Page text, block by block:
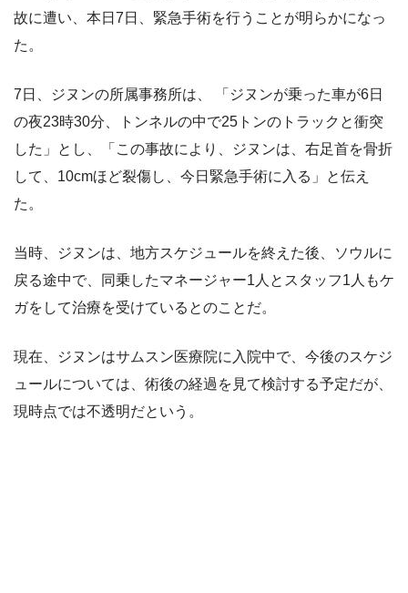
故に遭い、本日7日、緊急手術を行うことが明らかになっ
た。
7日、ジヌンの所属事務所は、 「ジヌンが乗った車が6日
の夜23時30分、トンネルの中で25トンのトラックと衝突
した」とし、「この事故により、ジヌンは、右足首を骨折
して、10cmほど裂傷し、今日緊急手術に入る」と伝え
た。
当時、ジヌンは、地方スケジュールを終えた後、ソウルに
戻る途中で、同乗したマネージャー1人とスタッフ1人もケ
ガをして治療を受けているとのことだ。
現在、ジヌンはサムスン医療院に入院中で、今後のスケジ
ュールについては、術後の経過を見て検討する予定だが、
現時点では不透明だという。